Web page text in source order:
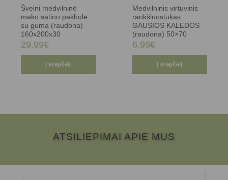
Švelni medvilninė
mako satino paklodė
su guma (raudona)
160x200x30
29.99€
Į krepšelį
Medvilninis virtuvinis
rankšluostukas
GAUSIOS KALĖDOS
(raudona) 50×70
6.99€
Į krepšelį
ATSILIEPIMAI APIE MUS